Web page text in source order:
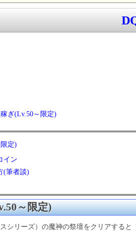
ぎ(Lv.50～限定)
定)
イン
(筆者談)
～限定)
シリーズ）の魔神の祭壇をクリアすると